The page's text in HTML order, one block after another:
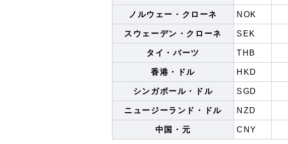
ノルウェー・クローネ NOK
スウェーデン・クローネ SEK
タイ・バーツ THB
香港・ドル HKD
シンガポール・ドル SGD
ニュージーランド・ドル NZD
中国・元 CNY